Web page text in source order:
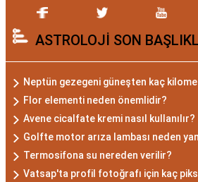
Akrep burcu, astrolojide 23 Ekim
tarihleri arasında doğanları ifade
dönemde doğan bireyler
düşünce yapısına sahiptir.
özellikleri arasında kararlılık,
bulunur. Akrepler, hedeflerine
kararlılıkla çalışan bireylerdir.
zekalarını ve keskin gözlem
kullanarak çözüm odaklıdırlar.
ASTROLOJİ SON
Neptün gezegeni güneşten kaç
Flor elementi neden önemlidir?
Avene cicalfate kremi nasıl kullanılır?
Golfte motor arıza lambası neden
Termosifona su nereden verilir?
Vatsap'ta profil fotoğrafı için kaç